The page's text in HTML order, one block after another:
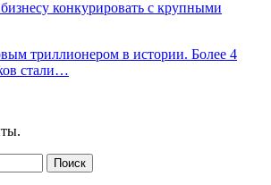
конкурировать с крупными
триллионером в истории. Более 4
стали…